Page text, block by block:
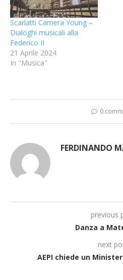
Scarlatti Camera Young –
Dialoghi musicali alla
Federico II
21 Aprile 2024
In "Musica"
0
FERDINANDO
previous
Danza a
next
AEPI chiede un